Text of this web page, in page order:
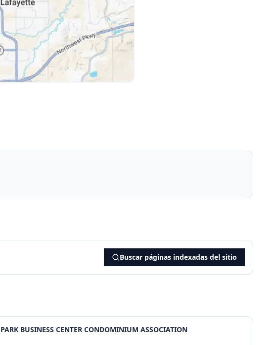
Buscar páginas indexadas del sitio
BUSINESS CENTER CONDOMINIUM ASSOCIATION